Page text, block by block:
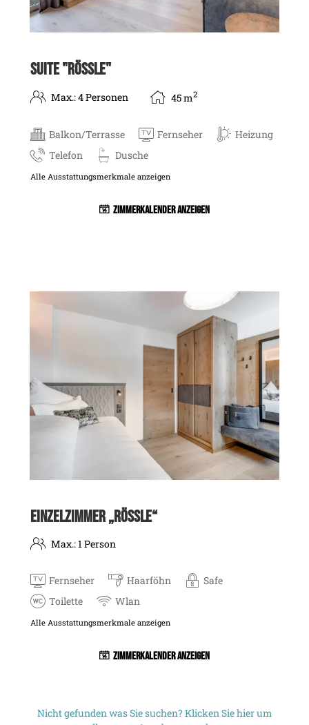
SUITE "RÖSSLE"
Max.: 4 Personen 45m2
Balkon/Terrasse Fernseher
Heizung
Telefon
Dusche
Alle Ausstattungsmerkmale anzeigen
Zimmerkalender anzeigen
EINZELZIMMER „RÖSSLE“
Max.: 1 Person
Fernseher Haarföhn
Safe
Toilette
Wlan
Alle Ausstattungsmerkmale anzeigen
Zimmerkalender anzeigen
Nicht gefunden was Sie suchen? Klicken Sie hier um